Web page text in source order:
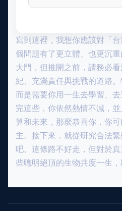
寫到這裡，我想你應該對「
個問題有了更立體、也更沉
大門，但推開之前，請務必
紀、充滿責任與挑戰的道路
而是需要你用一生去學習、
完這些，你依然熱情不減，
算和未來，那麼恭喜你，你
主。接下來，就從研究合法
吧。這條路不好走，但對於
些聰明絕頂的生物共度一生，